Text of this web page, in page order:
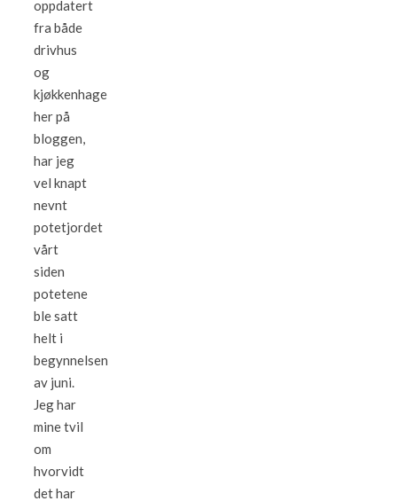
oppdatert
fra både
drivhus
og
kjøkkenhage
her på
bloggen,
har jeg
vel knapt
nevnt
potetjordet
vårt
siden
potetene
ble satt
helt i
begynnelsen
av juni.
Jeg har
mine tvil
om
hvorvidt
det har